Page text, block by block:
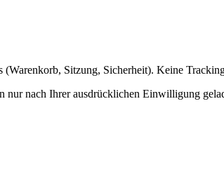
Sitzung, Sicherheit). Keine
nach Ihrer ausdrücklichen Einwilligung